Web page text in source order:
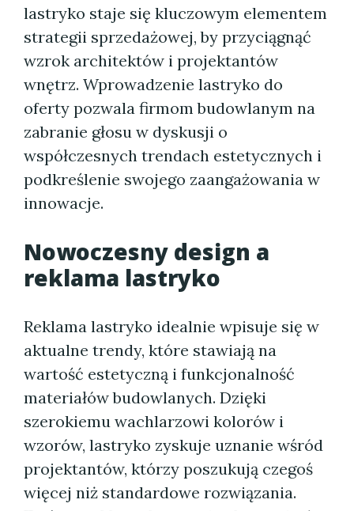
lastryko staje się kluczowym elementem
strategii sprzedażowej, by przyciągnąć
wzrok architektów i projektantów
wnętrz. Wprowadzenie lastryko do
oferty pozwala firmom budowlanym na
zabranie głosu w dyskusji o
współczesnych trendach estetycznych i
podkreślenie swojego zaangażowania w
innowacje.
Nowoczesny design a
reklama lastryko
Reklama lastryko idealnie wpisuje się w
aktualne trendy, które stawiają na
wartość estetyczną i funkcjonalność
materiałów budowlanych. Dzięki
szerokiemu wachlarzowi kolorów i
wzorów, lastryko zyskuje uznanie wśród
projektantów, którzy poszukują czegoś
więcej niż standardowe rozwiązania.